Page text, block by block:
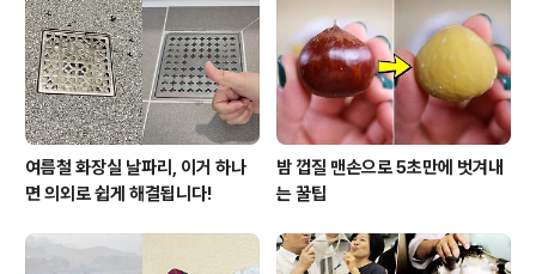
여름철 화장실 날파리, 이거 하나
면 의외로 쉽게 해결됩니다!
밤 껍질 맨손으로 5초만에 벗겨내
는 꿀팁